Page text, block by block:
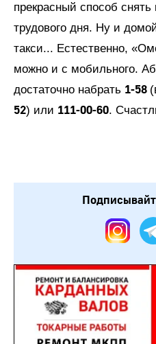
прекрасный способ
трудового дня. Ну и
такси... Естественно,
можно и с мобильного.
достаточно набрать 1-58
52) или 111-00-60.